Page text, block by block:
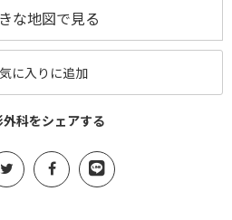
な地図で見る
に入りに追加
科をシェアする